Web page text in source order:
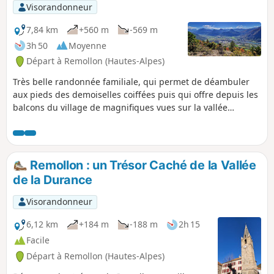
Visorandonneur
7,84 km
+560 m
-569 m
3h 50
Moyenne
Départ à Remollon (Hautes-Alpes)
Très belle randonnée familiale, qui permet de déambuler
aux pieds des demoiselles coiffées puis qui offre depuis les
balcons du village de magnifiques vues sur la vallée
l'horizon, les massifs du Parpaillon, des Trois Évêchés et des
Préalpes de Digne.
Remollon : un Trésor Caché de la Vallée
de la Durance
Visorandonneur
6,12 km
+184 m -188 m
2h 15
Facile
Départ à Remollon (Hautes-Alpes)